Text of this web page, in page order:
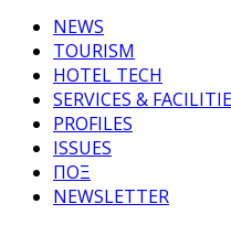
NEWS
TOURISM
HOTEL TECH
SERVICES &
PROFILES
ISSUES
ΠΟΞ
NEWSLETTER